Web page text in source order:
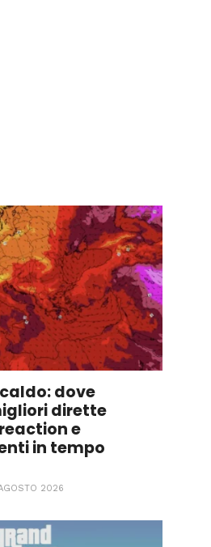
dove
dirette
e
in tempo
2026